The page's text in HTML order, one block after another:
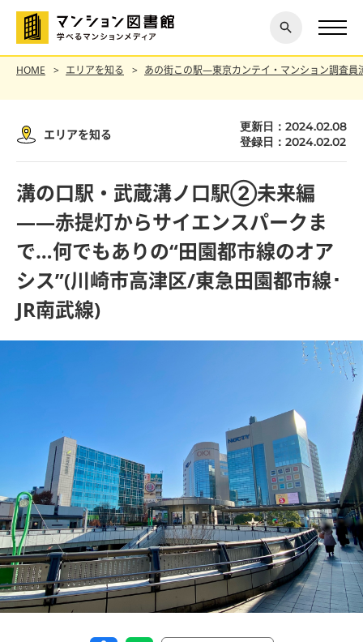
探す
閉じ
る
HOME エリアを知る あの街この駅―東京カンテイ・マンション調査
エリアを知る
更新日：2024.02.08
登録日：2024.02.02
溝の口駅・武蔵溝ノ口駅②未来編
――赤提灯からサイエンスパークま
で…何でもありの“田園都市線のオア
シス”(川崎市高津区/東急田園都市線･
JR南武線)